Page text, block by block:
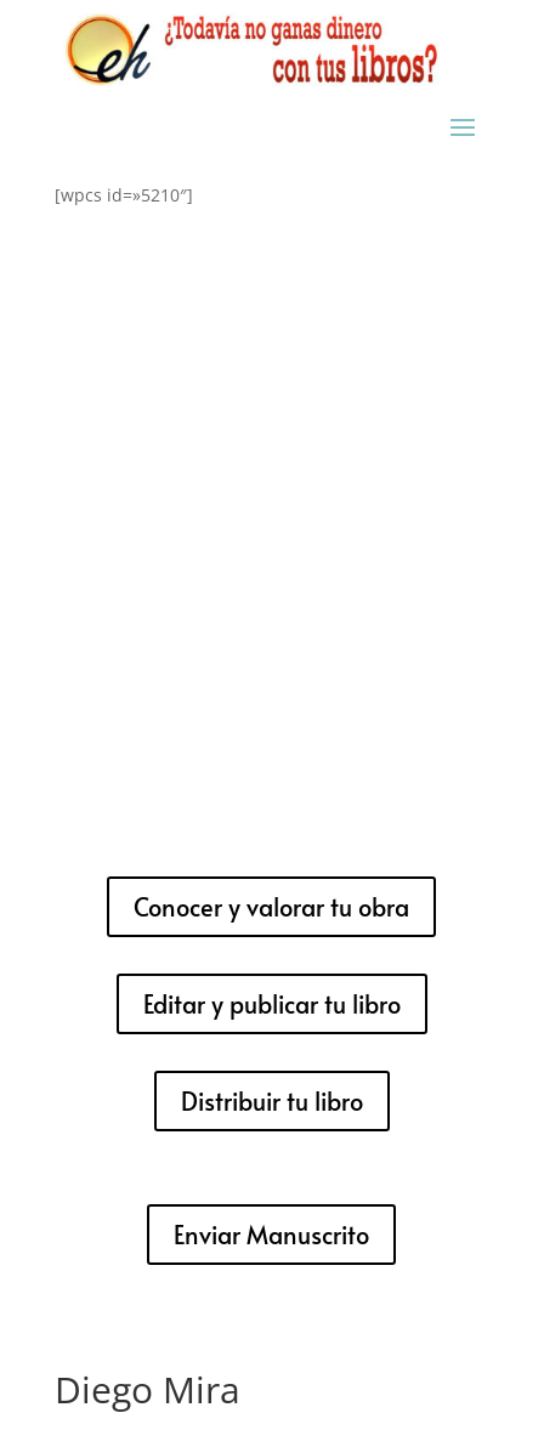
[wpcs id=»5210″]
Conocer y valorar tu obra
Editar y publicar tu libro
Distribuir tu libro
Enviar Manuscrito
Diego Mira